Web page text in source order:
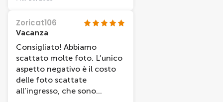
gratis e ti vengono inviate
tramite email e li mi casca
l'asino.. l'esperienza mi è
stata inviata in parte
nonostante il sollecito ma
tutto sommato posso
concederglielo dato che è
sempre molto affollato..
Zoricat106
Vacanza
Consigliato! Abbiamo
scattato molte foto. L’unico
aspetto negativo è il costo
delle foto scattate
all’ingresso, che sono